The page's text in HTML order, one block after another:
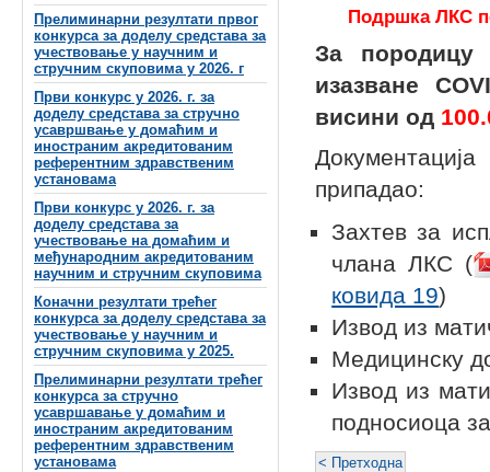
Прелиминарни резултати првог
конкурса за доделу средстава за
учествовање у научним и
стручним скуповима у 2026. г
Први конкурс у 2026. г. за
доделу средстава за стручно
усавршвање у домаћим и
иностраним акредитованим
референтним здравственим
установама
Први конкурс у 2026. г. за
доделу средстава за
учествовање на домаћим и
међународним акредитованим
научним и стручним скуповима
Коначни резултати трећег
конкурса за доделу средстава за
учествовање у научним и
стручним скуповима у 2025.
Прелиминарни резултати трећег
конкурса за стручно
усавршавање у домаћим и
иностраним акредитованим
референтним здравственим
установама
Подршка ЛКС
За породицу
изазване
висини од
припадао:
Захтев за
члана ЛКС (
ковида 19)
Извод из
Медицинску
Извод из
подносиоца
< Претходна